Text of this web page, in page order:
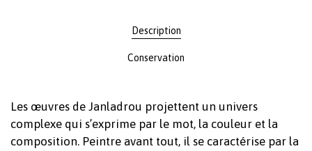
Description
Conservation
Les œuvres de Janladrou projettent un univers
complexe qui s’exprime par le mot, la couleur et la
composition. Peintre avant tout, il se caractérise par la